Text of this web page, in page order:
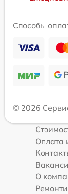
Способы
© 2026
Оплата
О